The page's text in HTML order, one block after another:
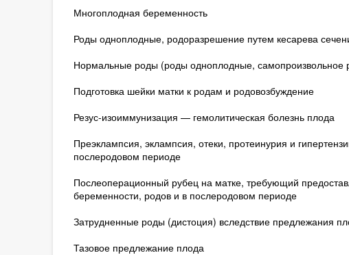
Многоплодная беременность
Роды одноплодные, родоразрешение путем кесарева
Нормальные роды (роды одноплодные, самопроизвольное
Подготовка шейки матки к родам и родовозбуждение
Резус-изоиммунизация — гемолитическая болезнь плода
Преэклампсия, эклампсия, отеки, протеинурия и
послеродовом периоде
Послеоперационный рубец на матке, требующий
беременности, родов и в послеродовом периоде
Затрудненные роды (дистоция) вследствие предлежания
Тазовое предлежание плода